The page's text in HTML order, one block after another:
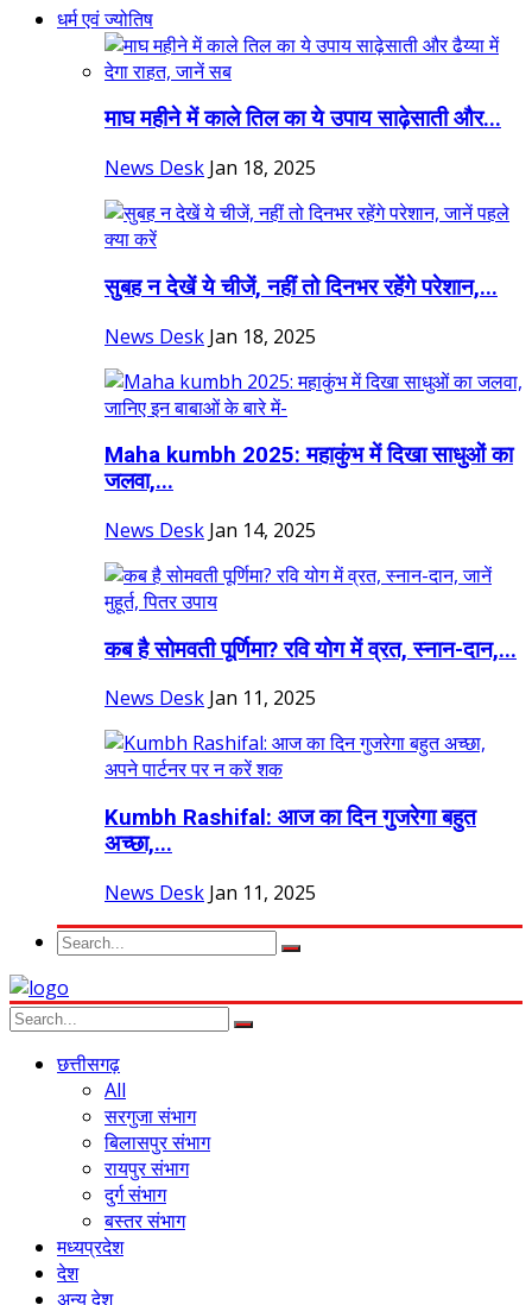
धर्म एवं ज्योतिष
माघ महीने में काले तिल का ये उपाय साढ़ेसाती और...
News Desk Jan 18, 2025
सुबह न देखें ये चीजें, नहीं तो दिनभर रहेंगे परेशान,...
News Desk Jan 18, 2025
Maha kumbh 2025: महाकुंभ में दिखा साधुओं का
जलवा,...
News Desk Jan 14, 2025
कब है सोमवती पूर्णिमा? रवि योग में व्रत, स्नान-दान,...
News Desk Jan 11, 2025
Kumbh Rashifal: आज का दिन गुजरेगा बहुत
अच्छा,...
News Desk Jan 11, 2025
छत्तीसगढ़
All
सरगुजा संभाग
बिलासपुर संभाग
रायपुर संभाग
दुर्ग संभाग
बस्तर संभाग
मध्यप्रदेश
देश
अन्य देश